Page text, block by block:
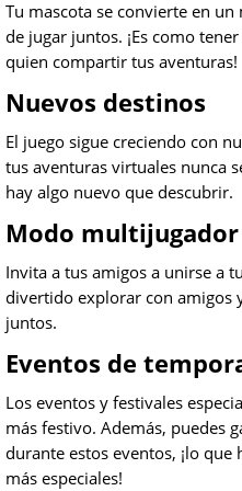
Tu mascota se convierte en
de jugar juntos. ¡Es como
quien compartir tus aventuras!
Nuevos destinos
El juego sigue creciendo con
tus aventuras virtuales nunca
hay algo nuevo que descubrir.
Modo multijugador
Invita a tus amigos a unirse a
divertido explorar con amigos
juntos.
Eventos de
Los eventos y festivales
más festivo. Además, puedes
durante estos eventos, ¡lo que
más especiales!